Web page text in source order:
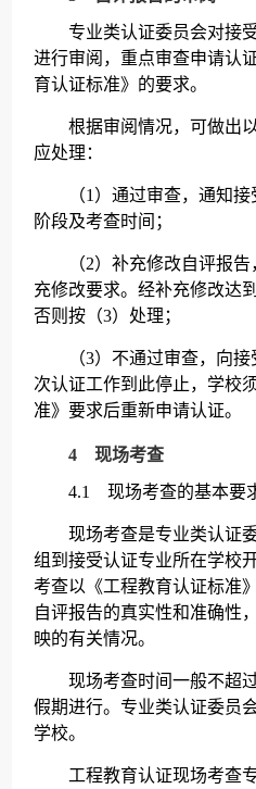
专业类认证委员会对接受
进行审阅，重点审查申请认
育认证标准》的要求。
根据审阅情况，可做出以
应处理：
（1）通过审查，通知接
阶段及考查时间；
（2）补充修改自评报告
充修改要求。经补充修改达
否则按（3）处理；
（3）不通过审查，向接
次认证工作到此停止，学校
准》要求后重新申请认证。
4 现场考查
4.1 现场考查的基本要
现场考查是专业类认证委
组到接受认证专业所在学校
考查以《工程教育认证标准
自评报告的真实性和准确性
映的有关情况。
现场考查时间一般不超过
假期进行。专业类认证委员
学校。
工程教育认证现场考查专